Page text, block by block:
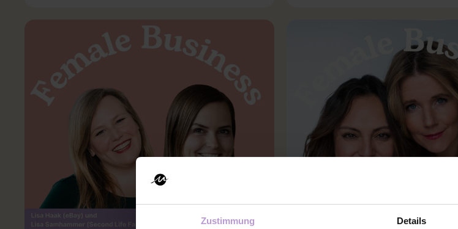
Zustimmung Details